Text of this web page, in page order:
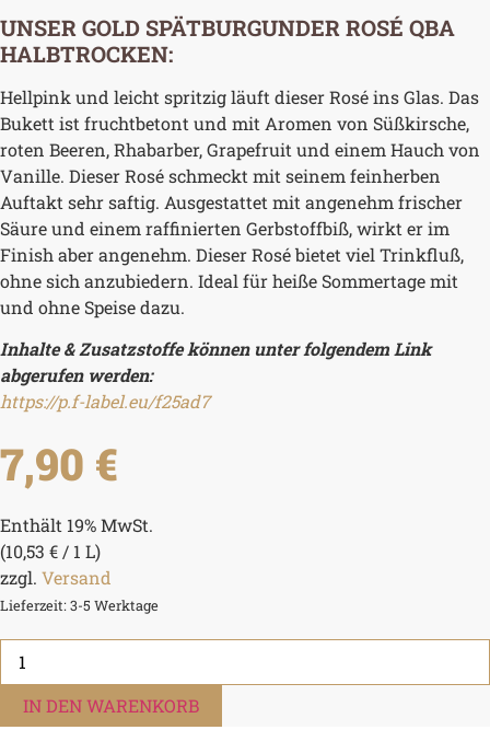
UNSER GOLD SPÄTBURGUNDER ROSÉ QBA
HALBTROCKEN:
Hellpink und leicht spritzig läuft dieser Rosé ins Glas. Das
Bukett ist fruchtbetont und mit Aromen von Süßkirsche,
roten Beeren, Rhabarber, Grapefruit und einem Hauch von
Vanille. Dieser Rosé schmeckt mit seinem feinherben
Auftakt sehr saftig. Ausgestattet mit angenehm frischer
Säure und einem raffinierten Gerbstoffbiß, wirkt er im
Finish aber angenehm. Dieser Rosé bietet viel Trinkfluß,
ohne sich anzubiedern. Ideal für heiße Sommertage mit
und ohne Speise dazu.
Inhalte & Zusatzstoffe können unter folgendem Link
abgerufen werden:
https://p.f-label.eu/f25ad7
7,90 €
Enthält 19% MwSt.
(10,53 €/ 1 L)
zzgl. Versand
Lieferzeit: 3-5 Werktage
2024er
Gold
Spätburgunder
Rosé
QbAIN DEN WARENKORB